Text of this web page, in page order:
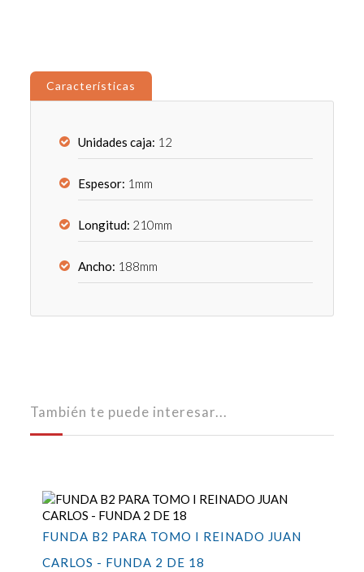
Características
Unidades caja: 12
Espesor: 1mm
Longitud: 210mm
Ancho: 188mm
También te puede interesar...
FUNDA B2 PARA TOMO I REINADO JUAN
CARLOS - FUNDA 2 DE 18